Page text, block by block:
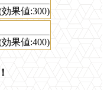
果値:300)
果値:400)